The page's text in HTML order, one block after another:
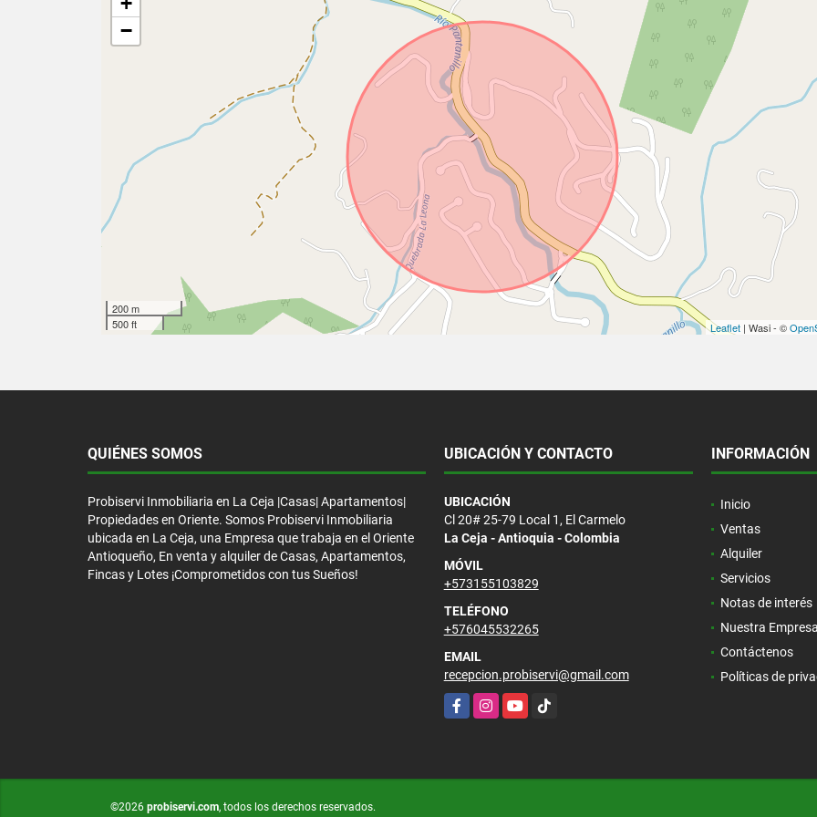
−
200 m
500 ft
Leaflet| Wasi - ©
QUIÉNES SOMOS
Probiservi Inmobiliaria en La Ceja |Casas| Apartamentos|
Propiedades en Oriente. Somos Probiservi Inmobiliaria
ubicada en La Ceja, una Empresa que trabaja en el Oriente
Antioqueño, En venta y alquiler de Casas, Apartamentos,
Fincas y Lotes ¡Comprometidos con tus Sueños!
UBICACIÓN Y CONTACTO
UBICACIÓN
Cl 20# 25-79 Local 1, El Carmelo
La Ceja - Antioquia - Colombia
MÓVIL
+573155103829
TELÉFONO
+576045532265
EMAIL
recepcion.probiservi@gmail.com
FacebookInstagramYouTubeTikTok
INFORMACIÓN
Inicio
Ventas
Alquiler
Servicios
Notas de interés
Nuestra Empresa
Contáctenos
Políticas de
©2026 probiservi.com, todos los derechos reservados.